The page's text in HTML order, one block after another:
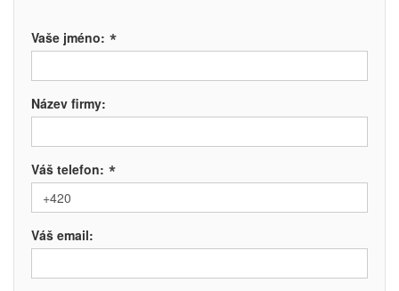
Vaše jméno: *
Název firmy:
Váš telefon: *
Váš email: